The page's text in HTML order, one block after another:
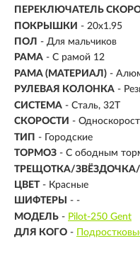
ПЕРЕКЛЮЧАТЕЛЬ
ПОКРЫШКИ - 20x1.95
ПОЛ - Для мальчиков
РАМА - С рамой 12
РАМА (МАТЕРИАЛ) -
РУЛЕВАЯ КОЛОНКА -
СИСТЕМА - Сталь, 32Т
СКОРОСТИ -
ТИП - Городские
ТОРМОЗ - С ободным
ТРЕЩОТКА/ЗВЁЗДОЧКА/
ЦВЕТ - Красные
ШИФТЕРЫ
- -
МОДЕЛЬ - Pilot-250 Gent
ДЛЯ КОГО -